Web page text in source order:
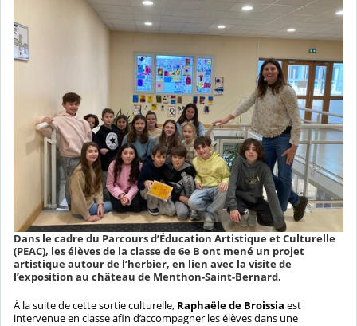
Dans le cadre du Parcours d’Éducation Artistique et Culturelle
(PEAC), les élèves de la classe de 6e B ont mené un projet
artistique autour de l’herbier, en lien avec la visite de
l’exposition au château de Menthon-Saint-Bernard.
À la suite de cette sortie culturelle, Raphaële de Broissia est
intervenue en classe afin d’accompagner les élèves dans une